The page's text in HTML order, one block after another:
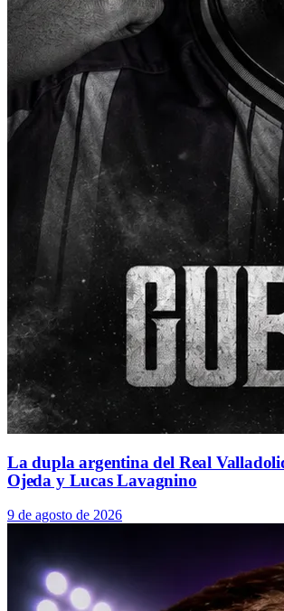
La dupla argentina del Real
Ojeda y Lucas Lavagnino
9 de agosto de 2026